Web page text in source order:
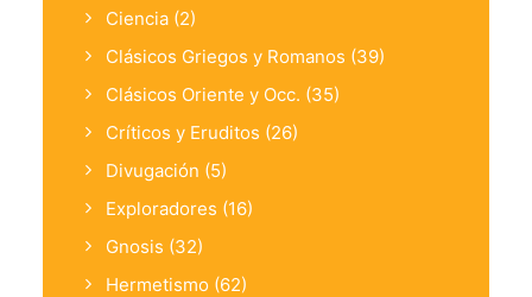
Ciencia (2)
Clásicos Griegos y Romanos (39)
Clásicos Oriente y Occ. (35)
Críticos y Eruditos (26)
Divugación (5)
Exploradores (16)
Gnosis (32)
Hermetismo (62)